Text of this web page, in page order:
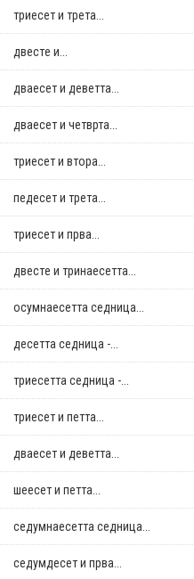
триесет и трета...
двестe и...
дваесет и деветта...
дваесет и четврта...
триесет и втора...
педесет и трета...
триесет и прва...
двестe и тринаесетта...
осумнaесетта седница...
десетта седница -...
триесетта седница -...
триесет и петта...
дваесет и деветта...
шеесет и петта...
седумнаесетта седница...
седумдесет и прва...